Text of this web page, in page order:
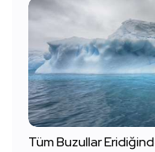
Tüm Buzullar